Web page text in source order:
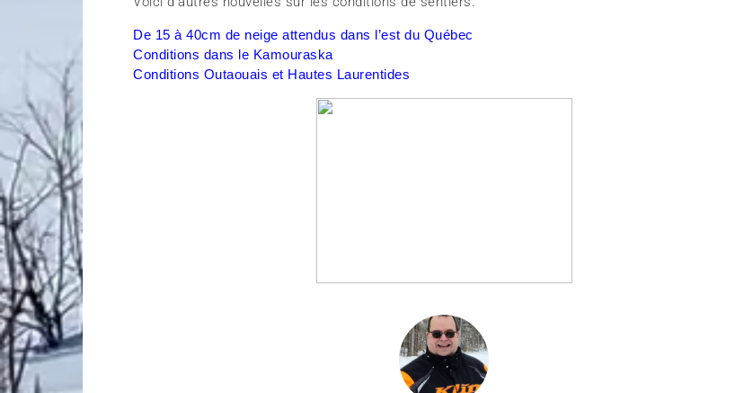
De 15 à 40cm de neige attendus dans l’est du Québec
Conditions dans le Kamouraska
Conditions Outaouais et Hautes Laurentides